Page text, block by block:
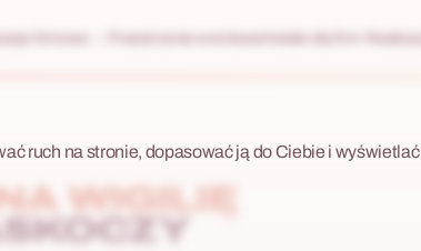
firmowe
ruch na stronie, dopasować ją do Ciebie i wyświetlać
WIGILIĘ